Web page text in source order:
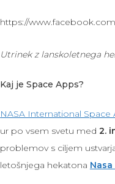
https://
Utrinek z lanskoletnega
Kaj je Space Apps?
NASA International Space
ur po vsem svetu med 2.
problemov s ciljem
letošnjega hekatona